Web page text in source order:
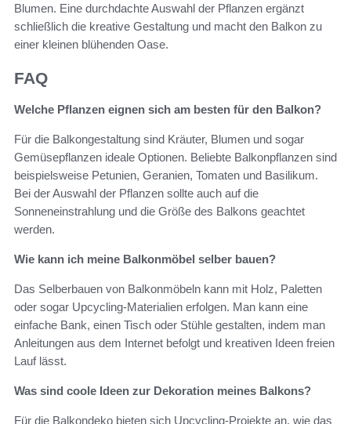
Blumen. Eine durchdachte Auswahl der Pflanzen ergänzt
schließlich die kreative Gestaltung und macht den Balkon zu
einer kleinen blühenden Oase.
FAQ
Welche Pflanzen eignen sich am besten für den Balkon?
Für die Balkongestaltung sind Kräuter, Blumen und sogar
Gemüsepflanzen ideale Optionen. Beliebte Balkonpflanzen sind
beispielsweise Petunien, Geranien, Tomaten und Basilikum.
Bei der Auswahl der Pflanzen sollte auch auf die
Sonneneinstrahlung und die Größe des Balkons geachtet
werden.
Wie kann ich meine Balkonmöbel selber bauen?
Das Selberbauen von Balkonmöbeln kann mit Holz, Paletten
oder sogar Upcycling-Materialien erfolgen. Man kann eine
einfache Bank, einen Tisch oder Stühle gestalten, indem man
Anleitungen aus dem Internet befolgt und kreativen Ideen freien
Lauf lässt.
Was sind coole Ideen zur Dekoration meines Balkons?
Für die Balkondeko bieten sich Upcycling-Projekte an, wie das